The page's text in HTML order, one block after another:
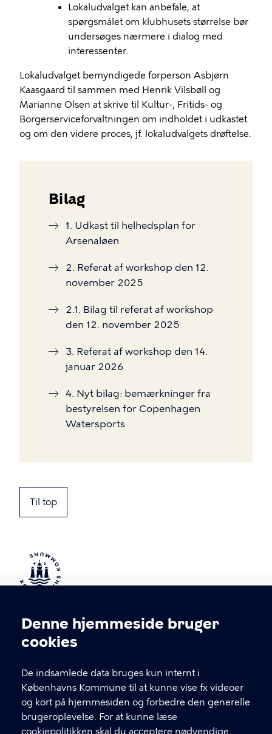
Cookieindstillinger
Denne hjemmeside bruger
cookies
De indsamlede data bruges kun internt i
Københavns Kommune til at kunne vise fx videoer
og kort på hjemmesiden og forbedre den generelle
brugeroplevelse. For at kunne læse
cookiepolitikken skal du acceptere nødvendige
Lokaludvalget kan anbefale, at
spørgsmålet om klubhusets størrelse bør
undersøges nærmere i dialog med
interessenter.
Lokaludvalget bemyndigede forperson Asbjørn
Kaasgaard til sammen med Henrik Vilsbøll og
Marianne Olsen at skrive til Kultur-, Fritids- og
Borgerserviceforvaltningen om indholdet i udkastet
og om den videre proces, jf. lokaludvalgets drøftelse.
Bilag
1. Udkast til helhedsplan for
Arsenaløen
2. Referat af workshop den 12.
november 2025
2.1. Bilag til referat af workshop
den 12. november 2025
3. Referat af workshop den 14.
januar 2026
4. Nyt bilag: bemærkninger fra
bestyrelsen for Copenhagen
Watersports
Til top
Kontakt Københavns Kommune
T
fFind andre kontakter her
CVR-nummer64942212
GENVEJE